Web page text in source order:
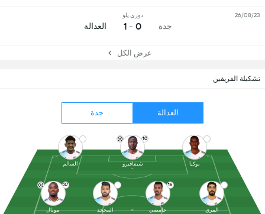
تشكيلة الفريقين
العدالة جدة
المري
16
حامضي المجحد
37
موتال
بوكيا
10
شيفافيرو السالم
جدة
دوري يلو
0 - 1 العدالة
26/08/23
عرض الكل